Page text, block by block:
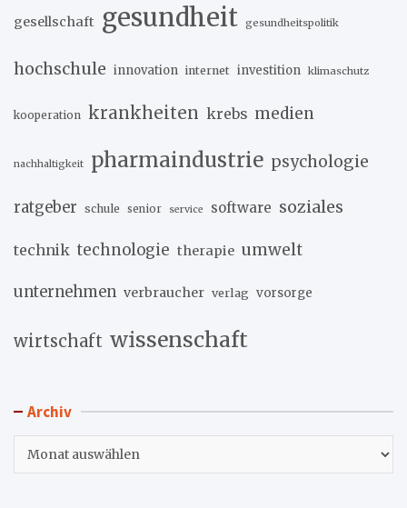
gesellschaft gesundheit gesundheitspolitik
hochschule innovation internet investition klimaschutz
kooperation krankheiten krebs medien
nachhaltigkeit pharmaindustrie psychologie
ratgeber schule senior service software soziales
technik technologie therapie umwelt
unternehmen verbraucher verlag vorsorge
wirtschaft wissenschaft
Archiv